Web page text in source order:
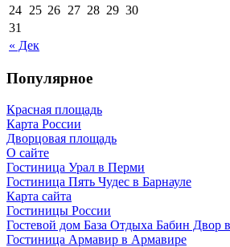
« Дек
24 25 26 27 28 29 30
31
Популярное
Красная площадь
Карта России
Дворцовая площадь
О сайте
Гостиница Урал в Перми
Гостиница Пять Чудес в Барнауле
Карта сайта
Гостиницы России
Гостевой дом База Отдыха Бабин Двор
Гостиница Армавир в Армавире